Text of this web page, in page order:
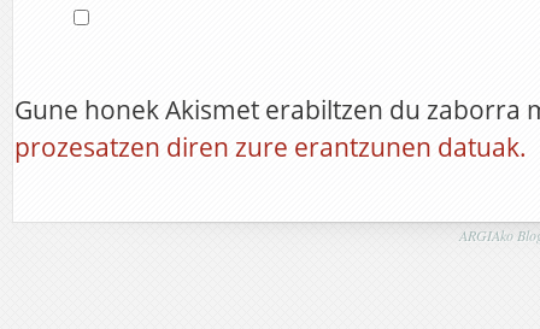
Gune honek Akismet erabiltzen du zaborra
prozesatzen diren zure erantzunen datuak.
ARGIAko